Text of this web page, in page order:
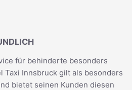
für behinderte besonders
Taxi Innsbruck gilt als besonders
bietet seinen Kunden diesen